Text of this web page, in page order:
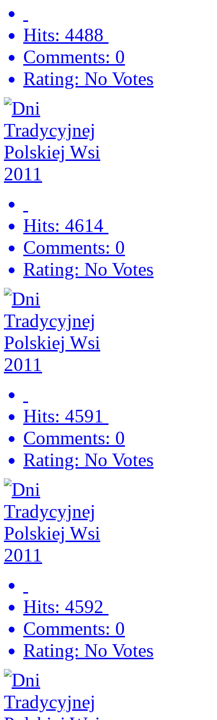
Hits: 4488
Comments: 0
Rating: No Votes
Hits: 4614
Comments: 0
Rating: No Votes
Hits: 4591
Comments: 0
Rating: No Votes
Hits: 4592
Comments: 0
Rating: No Votes